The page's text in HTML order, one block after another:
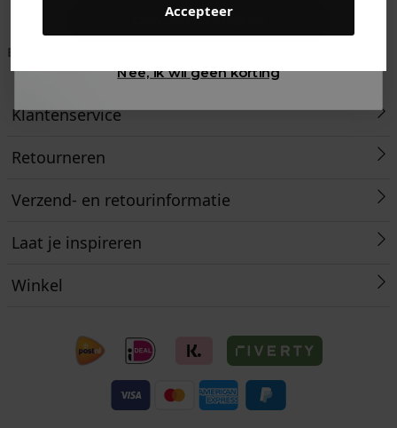
Accepteer
Betaal achteraf met
Klarna
is morgen in huis!*
ons met een 9,6!
Klantenservice
Retourneren
Verzend- en retourinformatie
Laat je inspireren
Winkel
Gewoon rondkijken
Nee, ik wil geen korting